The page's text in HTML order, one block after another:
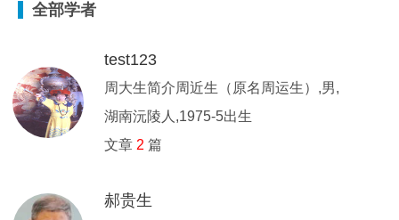
全部学者
test123
周大生简介周近生（原名周运生）,男,
湖南沅陵人,1975-5出生
文章 2 篇
郝贵生